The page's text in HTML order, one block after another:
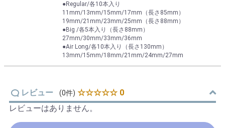
●Regular/各10本入り
11mm/13mm/15mm/17mm（長さ85mm）
19mm/21mm/23mm/25mm（長さ88mm）
●Big /各5本入り（長さ88mm）
27mm/30mm/33mm/36mm
●Air Long/各10本入り（長さ130mm）
13mm/15mm/18mm/21mm/24mm/27mm
レビュー (0件) ☆☆☆☆☆ 0
レビューはありません。